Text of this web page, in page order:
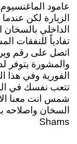
عامود
الزيارة لكن
الداخلي بالسخان
تفادياً للنفقات
اتصل على رقم
والمشورة يتوفر
الفورية وفي
تتعب نفسك في
شمس انت معنا
Shams